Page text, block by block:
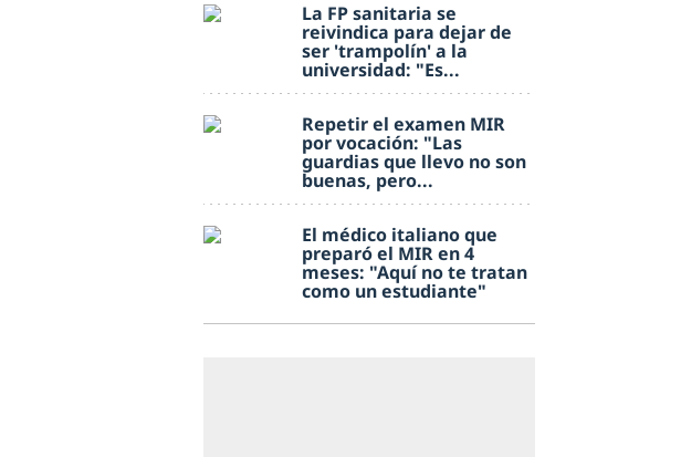
La FP sanitaria se
reivindica para dejar de
ser 'trampolín' a la
universidad: "Es...
Repetir el examen MIR
por vocación: "Las
guardias que llevo no son
buenas, pero...
El médico italiano que
preparó el MIR en 4
meses: "Aquí no te tratan
como un estudiante"